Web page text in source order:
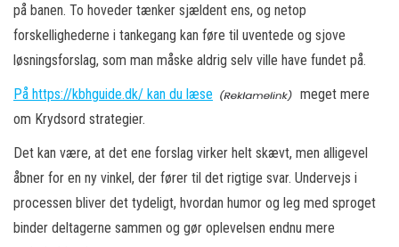
på banen. To hoveder tænker sjældent ens, og netop
forskellighederne i tankegang kan føre til uventede og sjove
løsningsforslag, som man måske aldrig selv ville have fundet på.
På https://kbhguide.dk/ kan du læse
meget mere
om Krydsord strategier.
Det kan være, at det ene forslag virker helt skævt, men alligevel
åbner for en ny vinkel, der fører til det rigtige svar. Undervejs i
processen bliver det tydeligt, hvordan humor og leg med sproget
binder deltagerne sammen og gør oplevelsen endnu mere